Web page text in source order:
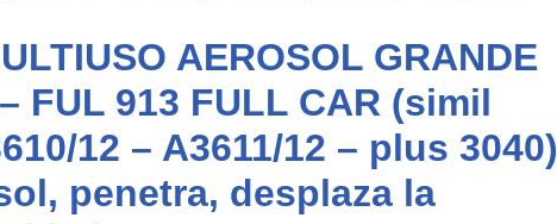
AEROSOL GRANDE
FUL 913 FULL CAR (simil
12 – A3611/12 – plus 3040)
penetra, desplaza la